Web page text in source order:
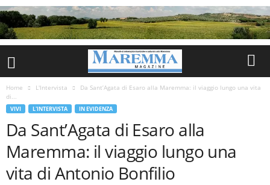
Home L'Intervista
Da Sant’Agata di Esaro alla Maremma: il viaggio lungo una vita
di...
VIVI L'INTERVISTA IN EVIDENZA
Da Sant’Agata di Esaro alla
Maremma: il viaggio lungo una
vita di Antonio Bonfilio